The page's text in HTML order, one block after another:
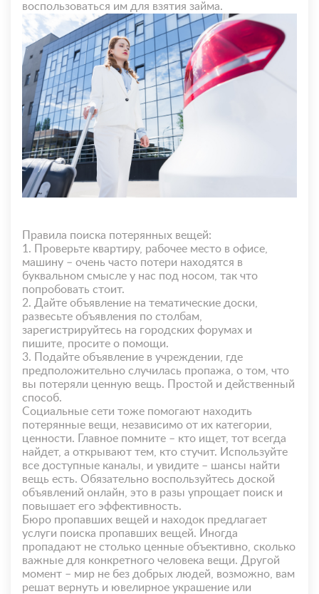
воспользоваться им для взятия займа.
Правила поиска потерянных вещей:
1. Проверьте квартиру, рабочее место в офисе,
машину – очень часто потери находятся в
буквальном смысле у нас под носом, так что
попробовать стоит.
2. Дайте объявление на тематические доски,
развесьте объявления по столбам,
зарегистрируйтесь на городских форумах и
пишите, просите о помощи.
3. Подайте объявление в учреждении, где
предположительно случилась пропажа, о том, что
вы потеряли ценную вещь. Простой и действенный
способ.
Социальные сети тоже помогают находить
потерянные вещи, независимо от их категории,
ценности. Главное помните – кто ищет, тот всегда
найдет, а открывают тем, кто стучит. Используйте
все доступные каналы, и увидите – шансы найти
вещь есть. Обязательно воспользуйтесь доской
объявлений онлайн, это в разы упрощает поиск и
повышает его эффективность.
Бюро пропавших вещей и находок предлагает
услуги поиска пропавших вещей. Иногда
пропадают не столько ценные объективно, сколько
важные для конкретного человека вещи. Другой
момент – мир не без добрых людей, возможно, вам
решат вернуть и ювелирное украшение или